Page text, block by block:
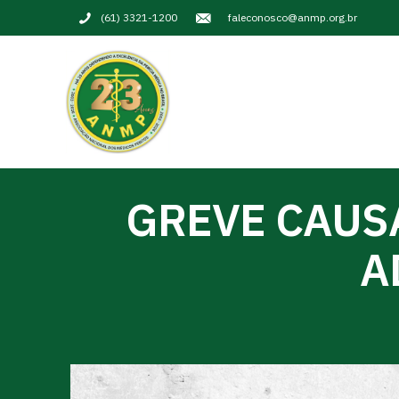
(61) 3321-1200 faleconosco@anmp.org.br
GREVE